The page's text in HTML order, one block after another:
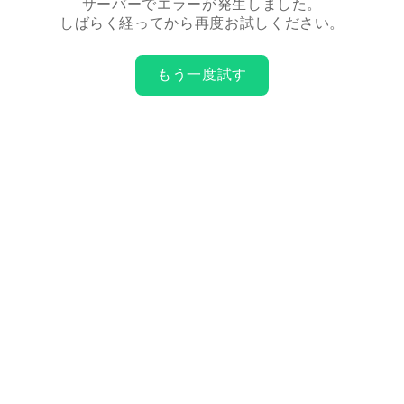
サーバーでエラーが発生しました。
しばらく経ってから再度お試しください。
もう一度試す